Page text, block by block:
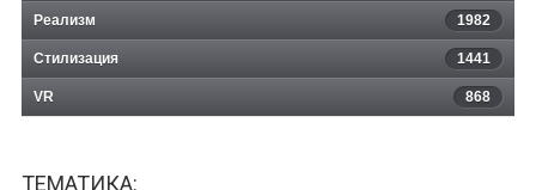
Реализм 1982
Стилизация 1441
VR 868
ТЕМАТИКА: